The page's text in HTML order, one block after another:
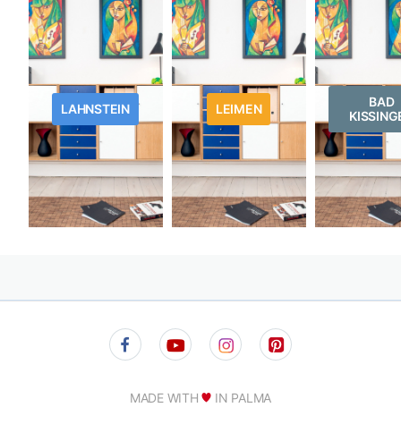
LAHNSTEIN LEIMEN
BAD
MADE WITH IN PALMA